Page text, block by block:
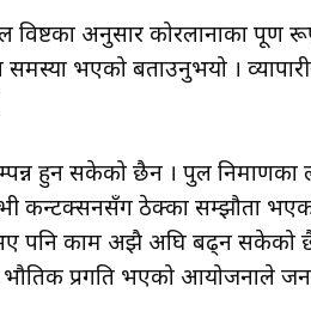
विष्टका अनुसार कोरलानाका
भएको बताउनुभयो ।
हुन सकेको छैन । पुल निर्माणका
कन्टक्सनसँग ठेक्का सम्झौता भएको
पनि काम अझै अघि बढ्न सकेको
भौतिक प्रगति भएको आयोजनाले